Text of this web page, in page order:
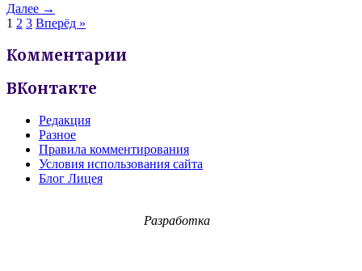
Далее →
1 2 3 Вперёд »
Комментарии
ВКонтакте
Редакция
Разное
Правила комментирования
Условия использования сайта
Блог Лицея
Разработка